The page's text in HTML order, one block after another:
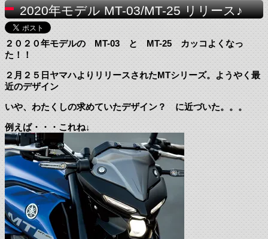
2020年モデル MT-03/MT-25 リリース♪
２０２０年モデルの MT-03 と MT-25 カッコよくなっ
た！！
２月２５日ヤマハよりリリースされたMTシリーズ。ようやく最
近のデザイン
いや、わたくしの求めていたデザイン？ に近づいた。。。
例えば・・・これね↓